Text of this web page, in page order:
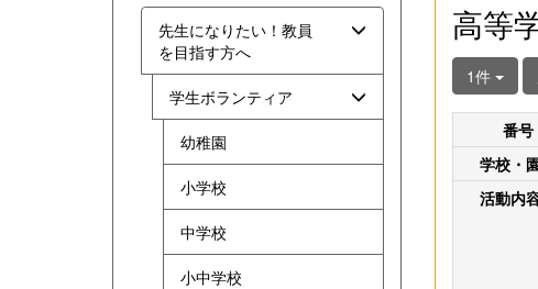
高等
1件
番号
学校・
活動内
先生になりたい！教員
を目指す方へ
学生ボランティア
幼稚園
小学校
中学校
小中学校